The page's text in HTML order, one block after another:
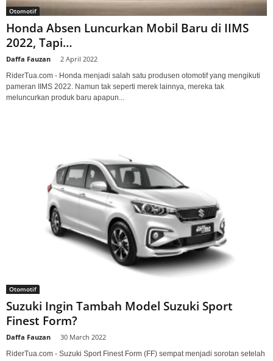
Otomotif
Honda Absen Luncurkan Mobil Baru di IIMS
2022, Tapi…
Daffa Fauzan 2 April 2022
RiderTua.com - Honda menjadi salah satu produsen otomotif yang mengikuti
pameran IIMS 2022. Namun tak seperti merek lainnya, mereka tak
meluncurkan produk baru apapun...
Otomotif
Suzuki Ingin Tambah Model Suzuki Sport
Finest Form?
Daffa Fauzan 30 March 2022
RiderTua.com - Suzuki Sport Finest Form (FF) sempat menjadi sorotan setelah